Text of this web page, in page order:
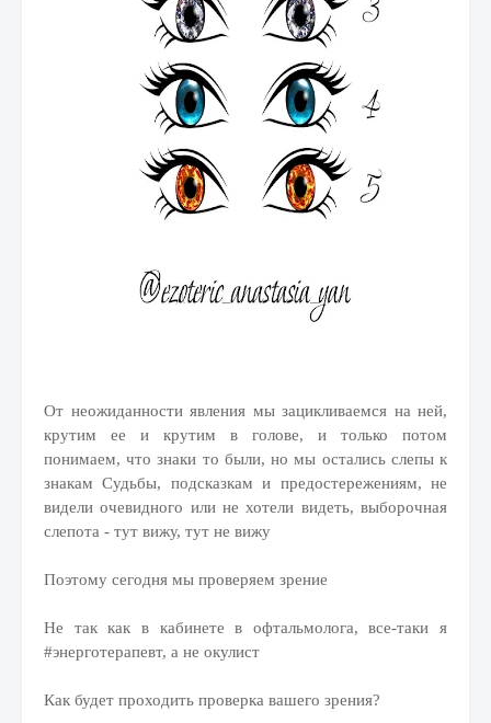
От неожиданности явления мы зацикливаемся на ней,
крутим ее и крутим в голове, и только потом
понимаем, что знаки то были, но мы остались слепы к
знакам Судьбы, подсказкам и предостережениям, не
видели очевидного или не хотели видеть, выборочная
слепота - тут вижу, тут не вижу
Поэтому сегодня мы проверяем зрение
Не так как в кабинете в офтальмолога, все-таки я
#энерготерапевт, а не окулист
Как будет проходить проверка вашего зрения?